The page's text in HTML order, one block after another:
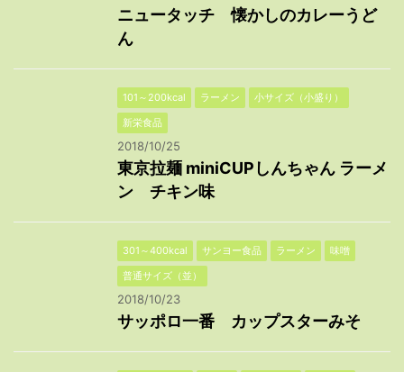
ニュータッチ 懐かしのカレーうど
ん
101～200kcal ラーメン
小サイズ（小盛り）
新栄食品
2018/10/25
東京拉麺 miniCUPしんちゃん ラーメ
ン チキン味
301～400kcal サンヨー食品 ラーメン
味噌
普通サイズ（並）
2018/10/23
サッポロ一番 カップスターみそ